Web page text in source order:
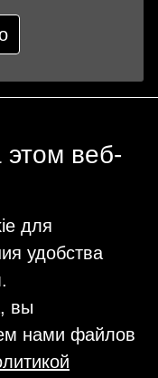
веб-
для
удобства
вы
нами файлов